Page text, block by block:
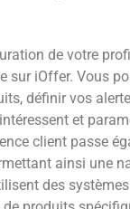
de votre
sur iOffer. Vous
définir vos
et
client passe
ainsi une
des